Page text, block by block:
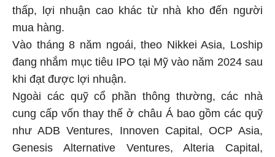
thấp, lợi nhuận cao khác từ nhà kho đến người
mua hàng.
Vào tháng 8 năm ngoái, theo Nikkei Asia, Loship
đang nhắm mục tiêu IPO tại Mỹ vào năm 2024 sau
khi đạt được lợi nhuận.
Ngoài các quỹ cổ phần thông thường, các nhà
cung cấp vốn thay thế ở châu Á bao gồm các quỹ
như ADB Ventures, Innoven Capital, OCP Asia,
Genesis Alternative Ventures, Alteria Capital,